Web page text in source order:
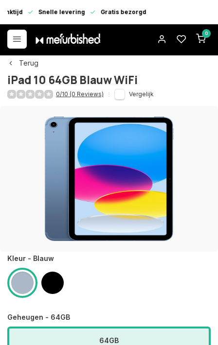
Snelle levering Gratis bezorgd
0
Terug
iPad 10 64GB Blauw WiFi
0/10 (0 Reviews) Vergelijk
Kleur - Blauw
Geheugen - 64GB
64GB